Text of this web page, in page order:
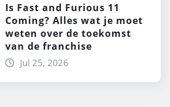
Is Fast and Furious 11
Coming? Alles wat je moet
weten over de toekomst
van de franchise
Jul 25, 2026